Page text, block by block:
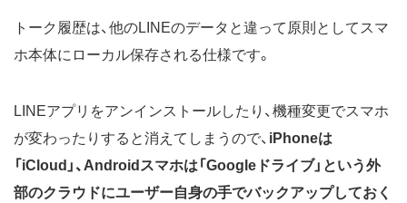
トーク履歴は、他のLINEのデータと違って原則としてスマ
ホ本体にローカル保存される仕様です。
LINEアプリをアンインストールしたり、機種変更でスマホ
が変わったりすると消えてしまうので、 iPhoneは
「iCloud」、Androidスマホは「Googleドライブ」という外
部のクラウドにユーザー自身の手でバックアップしておく